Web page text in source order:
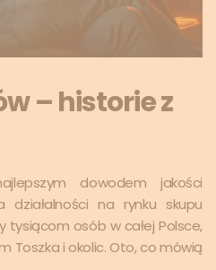
– historie z
dowodem jakości
działalności na rynku skupu
tysiącom osób w całej Polsce,
Toszka i okolic. Oto, co mówią